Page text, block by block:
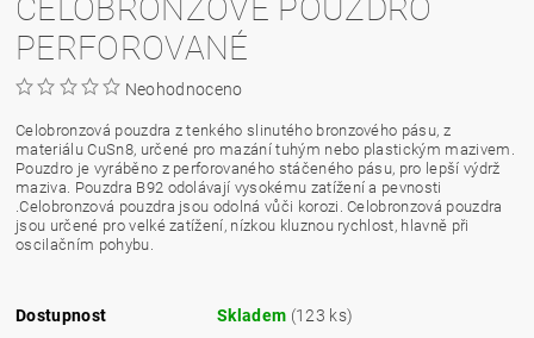
CELOBRONZOVÉ POUZDRO
PERFOROVANÉ
Neohodnoceno
Celobronzová pouzdra z tenkého slinutého bronzového pásu, z
materiálu CuSn8, určené pro mazání tuhým nebo plastickým mazivem.
Pouzdro je vyráběno z perforovaného stáčeného pásu, pro lepší výdrž
maziva. Pouzdra B92 odolávají vysokému zatížení a pevnosti
.Celobronzová pouzdra jsou odolná vůči korozi. Celobronzová pouzdra
jsou určené pro velké zatížení, nízkou kluznou rychlost, hlavně při
oscilačním pohybu.
Dostupnost Skladem (123 ks)